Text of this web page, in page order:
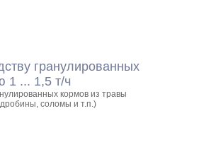
гранулированных
1 ... 1,5 т/ч
кормов из травы
соломы и т.п.)